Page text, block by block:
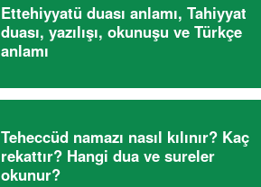
Ettehiyyatü duası anlamı, Tahiyyat
duası, yazılışı, okunuşu ve Türkçe
anlamı
Teheccüd namazı nasıl kılınır? Kaç
rekattır? Hangi dua ve sureler
okunur?